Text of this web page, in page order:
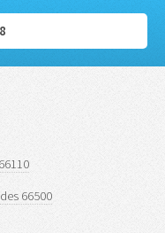
66500